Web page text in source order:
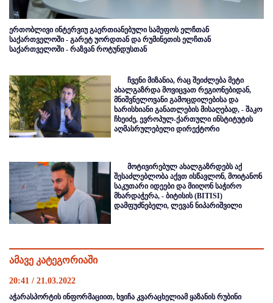
ერთობლივი ინტერვიუ გაერთიანებული სამეფოს ელჩთან
საქართველოში - გარეტ უორდთან და რუმინეთის ელჩთან
საქართველოში - რაზვან როტუნდუსთან
ჩვენი მიზანია, რაც შეიძლება მეტი
ახალგაზრდა მოვიცვათ რეგიონებიდან,
მნიშვნელოვანი გამოცდილებისა და
ხარისხიანი განათლების მისაღებად, - შაკო
ჩხეიძე, ევროპულ-ქართული ინსტიტუტის
აღმასრულებელი დირექტორი
მოტივირებულ ახალგაზრდებს აქ
შესაძლებლობა აქვთ ისწავლონ, მოიტანონ
საკუთარი იდეები და მიიღონ საჭირო
მხარდაჭერა, - ბიტისის (BITISI)
დამფუძნებელი, ლევან ნიპარიშვილი
ამავე კატეგორიაში
20:41 / 21.03.2022
აჭარასპორტის ინფორმაციით, ხვიჩა კვარაცხელიამ ყაზანის რუბინი